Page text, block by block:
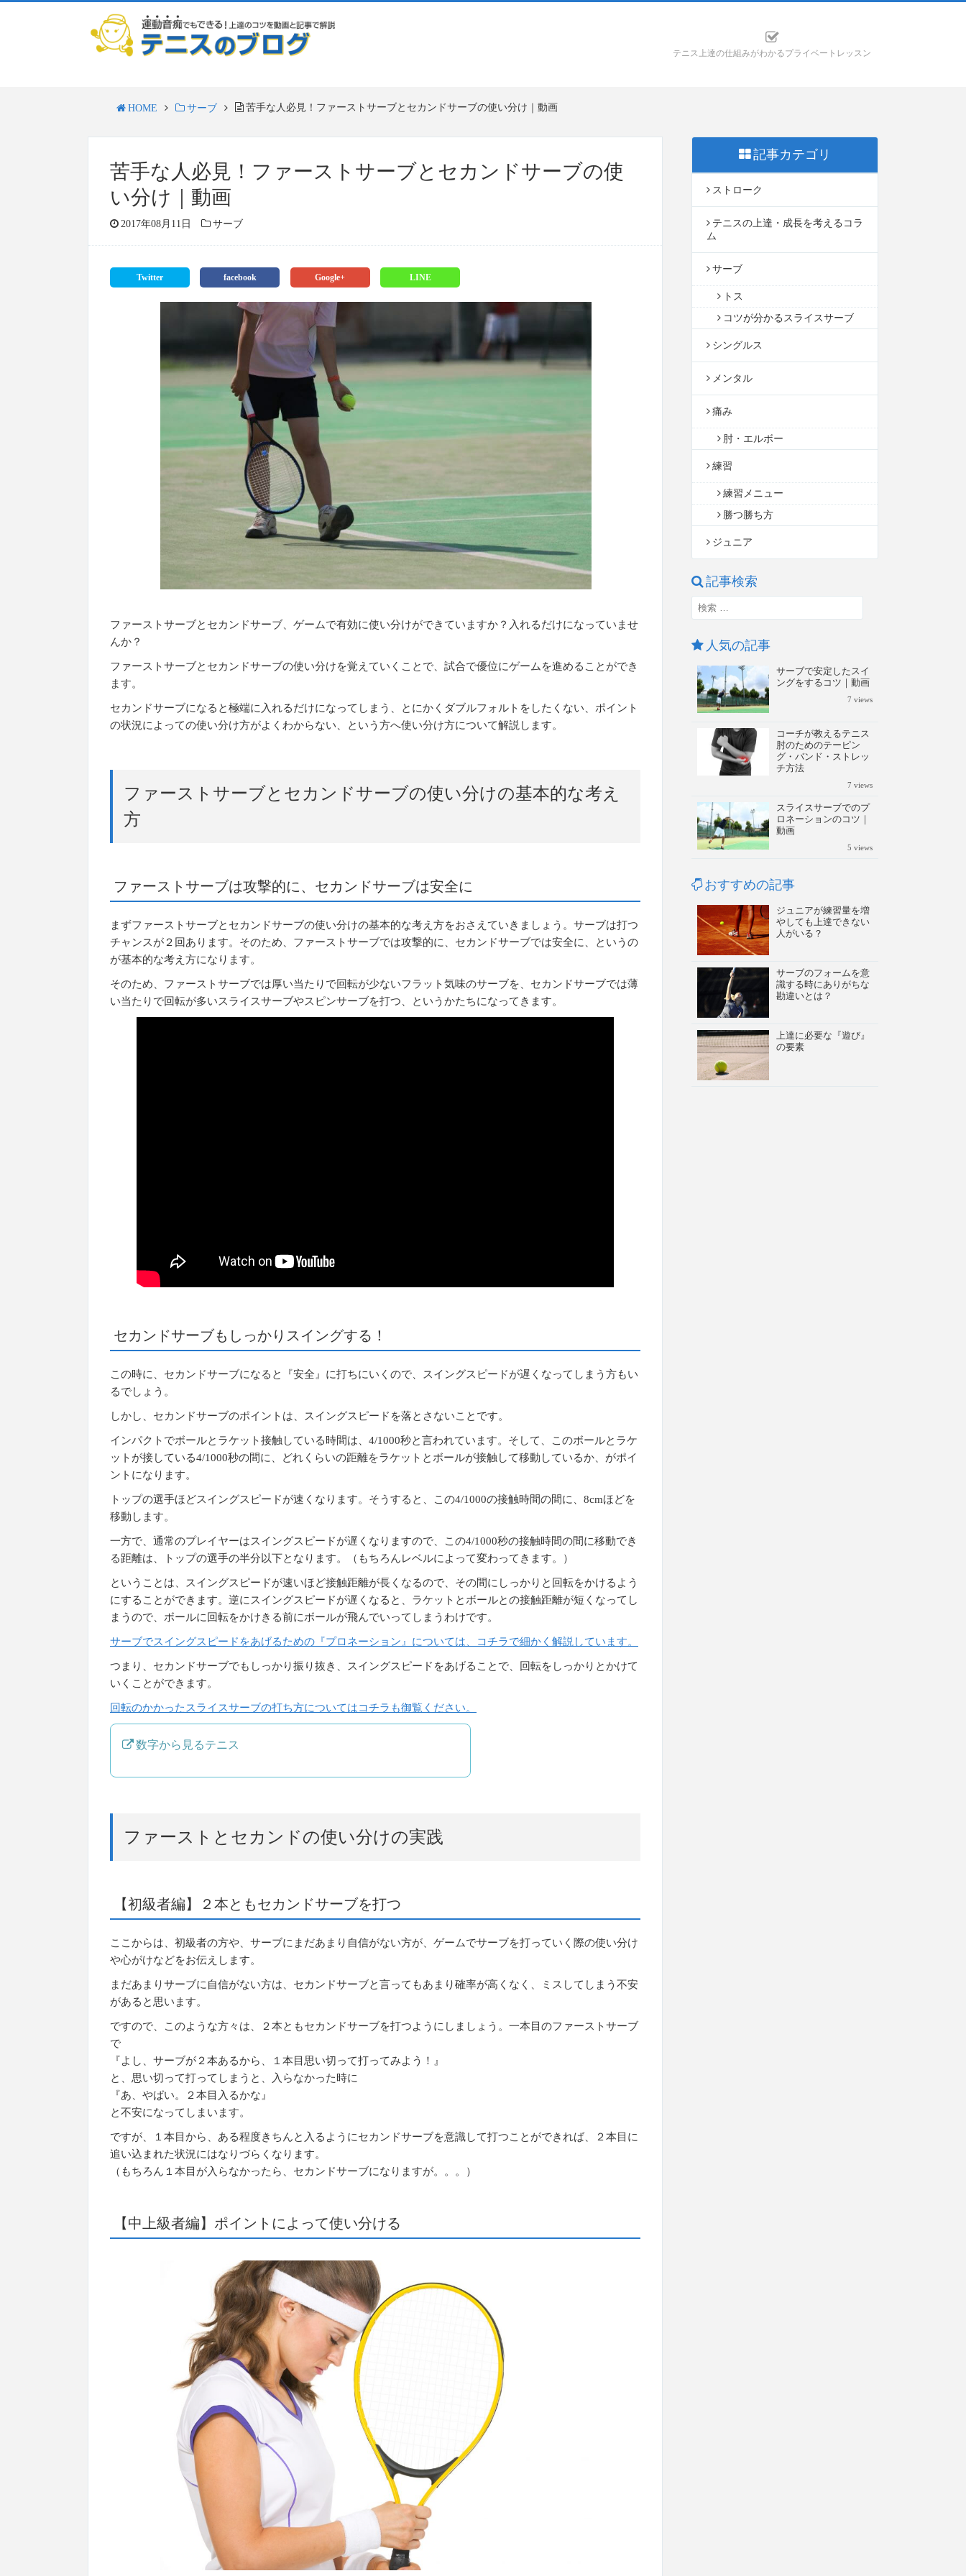
テニス上達の仕組みがわかるプライベートレッスン
HOME サーブ 苦手な人必見！ファーストサーブとセカンドサーブの使い分け｜動画
苦手な人必見！ファーストサーブとセカンドサーブの使
い分け｜動画
2017年08月11日 サーブ
Twitter facebook Google+ LINE
ファーストサーブとセカンドサーブ、ゲームで有効に使い分けができていますか？入れるだけになっていませ
んか？
ファーストサーブとセカンドサーブの使い分けを覚えていくことで、試合で優位にゲームを進めることができ
ます。
セカンドサーブになると極端に入れるだけになってしまう、とにかくダブルフォルトをしたくない、ポイント
の状況によっての使い分け方がよくわからない、という方へ使い分け方について解説します。
ファーストサーブとセカンドサーブの使い分けの基本的な考え
方
ファーストサーブは攻撃的に、セカンドサーブは安全に
まずファーストサーブとセカンドサーブの使い分けの基本的な考え方をおさえていきましょう。サーブは打つ
チャンスが２回あります。そのため、ファーストサーブでは攻撃的に、セカンドサーブでは安全に、というの
が基本的な考え方になります。
そのため、ファーストサーブでは厚い当たりで回転が少ないフラット気味のサーブを、セカンドサーブでは薄
い当たりで回転が多いスライスサーブやスピンサーブを打つ、というかたちになってきます。
セカンドサーブもしっかりスイングする！
この時に、セカンドサーブになると『安全』に打ちにいくので、スイングスピードが遅くなってしまう方もい
るでしょう。
しかし、セカンドサーブのポイントは、スイングスピードを落とさないことです。
インパクトでボールとラケット接触している時間は、4/1000秒と言われています。そして、このボールとラケ
ットが接している4/1000秒の間に、どれくらいの距離をラケットとボールが接触して移動しているか、がポイ
ントになります。
トップの選手ほどスイングスピードが速くなります。そうすると、この4/1000の接触時間の間に、8cmほどを
移動します。
一方で、通常のプレイヤーはスイングスピードが遅くなりますので、この4/1000秒の接触時間の間に移動でき
る距離は、トップの選手の半分以下となります。（もちろんレベルによって変わってきます。）
ということは、スイングスピードが速いほど接触距離が長くなるので、その間にしっかりと回転をかけるよう
にすることができます。逆にスイングスピードが遅くなると、ラケットとボールとの接触距離が短くなってし
まうので、ボールに回転をかけきる前にボールが飛んでいってしまうわけです。
サーブでスイングスピードをあげるための『プロネーション』については、コチラで細かく解説しています。
つまり、セカンドサーブでもしっかり振り抜き、スイングスピードをあげることで、回転をしっかりとかけて
いくことができます。
回転のかかったスライスサーブの打ち方についてはコチラも御覧ください。
数字から見るテニス
ファーストとセカンドの使い分けの実践
【初級者編】２本ともセカンドサーブを打つ
ここからは、初級者の方や、サーブにまだあまり自信がない方が、ゲームでサーブを打っていく際の使い分け
や心がけなどをお伝えします。
まだあまりサーブに自信がない方は、セカンドサーブと言ってもあまり確率が高くなく、ミスしてしまう不安
があると思います。
ですので、このような方々は、２本ともセカンドサーブを打つようにしましょう。一本目のファーストサーブ
で
『よし、サーブが２本あるから、１本目思い切って打ってみよう！』
と、思い切って打ってしまうと、入らなかった時に
『あ、やばい。２本目入るかな』
と不安になってしまいます。
ですが、１本目から、ある程度きちんと入るようにセカンドサーブを意識して打つことができれば、２本目に
追い込まれた状況にはなりづらくなります。
（もちろん１本目が入らなかったら、セカンドサーブになりますが。。。）
【中上級者編】ポイントによって使い分ける
記事カテゴリ
ストローク
テニスの上達・成長を考えるコラ
ム
サーブ
トス
コツが分かるスライスサーブ
シングルス
メンタル
痛み
肘・エルボー
練習
練習メニュー
勝つ勝ち方
ジュニア
記事検索
人気の記事
サーブで安定したスイ
ングをするコツ｜動画
7 views
コーチが教えるテニス
肘のためのテーピン
グ・バンド・ストレッ
チ方法
7 views
スライスサーブでのプ
ロネーションのコツ｜
動画
5 views
おすすめの記事
ジュニアが練習量を増
やしても上達できない
人がいる？
サーブのフォームを意
識する時にありがちな
勘違いとは？
上達に必要な『遊び』
の要素